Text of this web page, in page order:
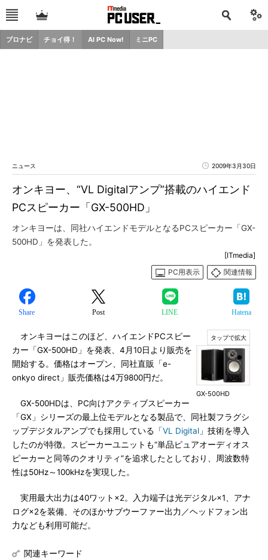
プロナビ チョイ得！ AI PC Now! ミニPC
ニュース 2009年3月30日
オンキヨー、“VL Digitalアンプ”搭載のハイエンド
PCスピーカー「GX-500HD」
オンキヨーは、同社ハイエンドモデルとなるPCスピーカー「GX-
500HD」を発表した。
[ITmedia]
PC用表示
関連情報
Share Post LINE Hatena
GX-500HD
オンキヨーはこのほど、ハイエンドPCスピー
カー「GX-500HD」を発表、4月10日より販売を
開始する。価格はオープン、同社直販「e-
onkyo direct」販売価格は4万9800円だ。
GX-500HDは、PC向けアクティブスピーカー
「GX」シリーズの最上位モデルとなる製品で、同社製フラグシ
ップデジタルアンプでも採用している「VL Digital 」技術を導入
したのが特徴。スピーカーユニットも“単品ピュアオーディオス
ピーカーと同等のクオリティ”を追求したとしており、周波数特
性は50Hz～100kHzを実現した。
実用最大出力は40ワット×2。入力端子は光デジタル×1、アナ
ログ×2を装備、そのほかサブウーファー出力／ヘッドフォン出
力なども利用可能だ。
関連キーワード